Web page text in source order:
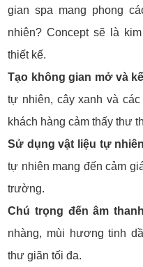
gian spa mang phong
nhiên? Concept sẽ là
thiết kế.
Tạo không gian mở và
tự nhiên, cây xanh và
khách hàng cảm thấy thư
Sử dụng vật liệu tự
tự nhiên mang đến cảm
trường.
Chú trọng đến âm
nhàng, mùi hương tinh
thư giãn tối đa.